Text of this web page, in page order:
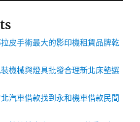
皮手術最大的影印機租賃品牌乾
機械與燈具批發合理新北床墊選
汽車借款找到永和機車借款民間